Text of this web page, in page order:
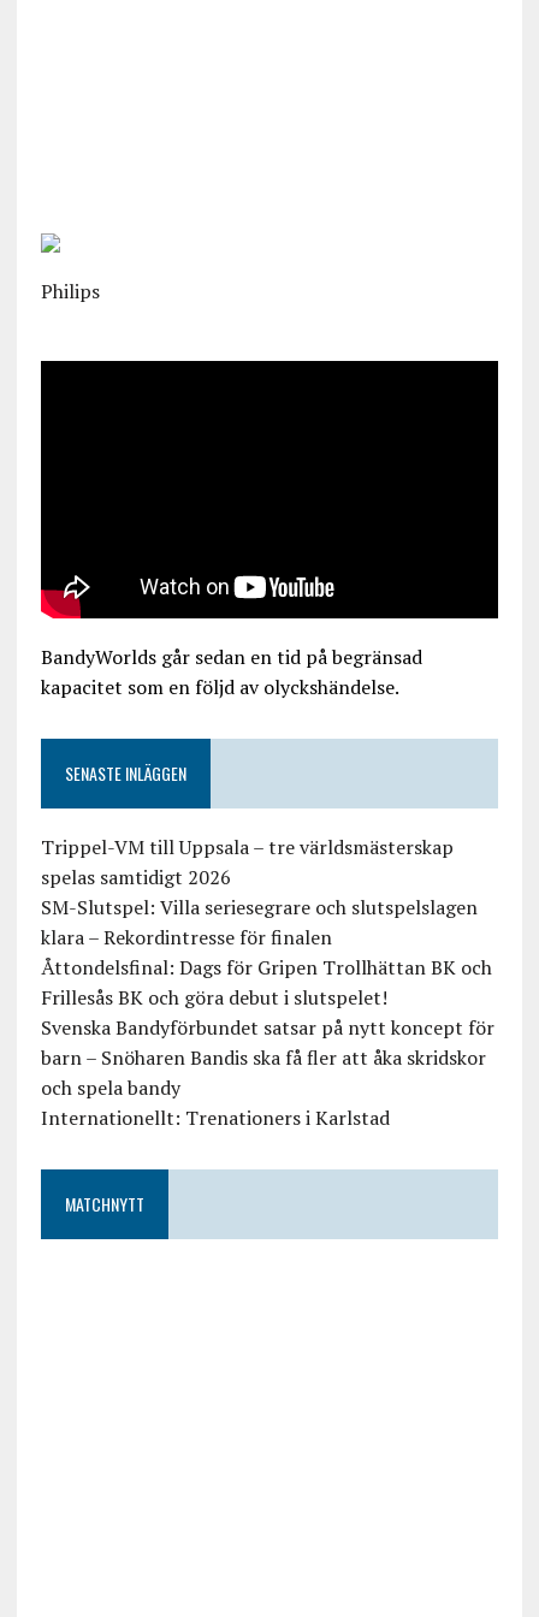
Philips
BandyWorlds går sedan en tid på begränsad
kapacitet som en följd av olyckshändelse.
SENASTE INLÄGGEN
Trippel-VM till Uppsala – tre världsmästerskap
spelas samtidigt 2026
SM-Slutspel: Villa seriesegrare och slutspelslagen
klara – Rekordintresse för finalen
Åttondelsfinal: Dags för Gripen Trollhättan BK och
Frillesås BK och göra debut i slutspelet!
Svenska Bandyförbundet satsar på nytt koncept för
barn – Snöharen Bandis ska få fler att åka skridskor
och spela bandy
Internationellt: Trenationers i Karlstad
MATCHNYTT